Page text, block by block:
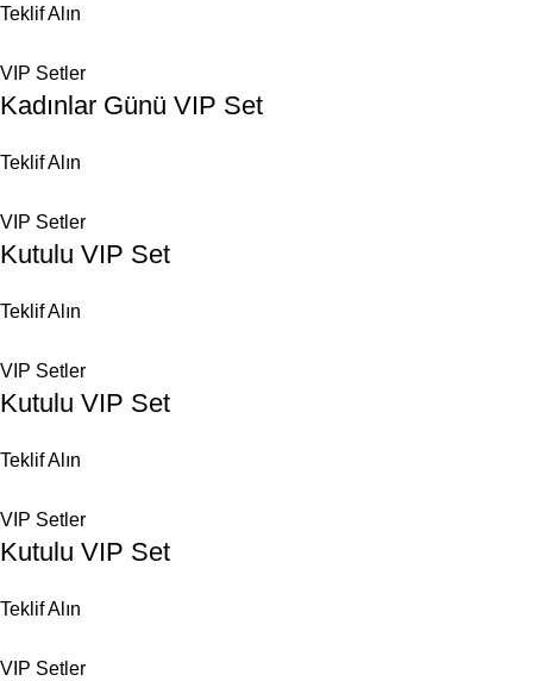
Teklif Alın
VIP Setler
Kadınlar Günü VIP Set
Teklif Alın
VIP Setler
Kutulu VIP Set
Teklif Alın
VIP Setler
Kutulu VIP Set
Teklif Alın
VIP Setler
Kutulu VIP Set
Teklif Alın
VIP Setler